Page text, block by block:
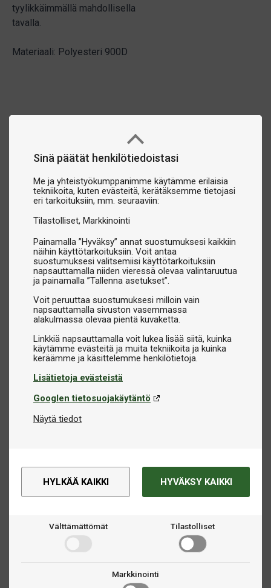
Sinä päätät henkilötiedoistasi
Me ja yhteistyökumppanimme käytämme erilaisia
tekniikoita, kuten evästeitä, kerätäksemme tietojasi
eri tarkoituksiin, mm. seuraaviin:
Tilastolliset Markkinointi
Painamalla ”Hyväksy” annat suostumuksesi kaikkiin
näihin käyttötarkoituksiin. Voit antaa
suostumuksesi valitsemiisi käyttötarkoituksiin
napsauttamalla niiden vieressä olevaa valintaruutua
ja painamalla ”Tallenna asetukset”.
Voit peruuttaa suostumuksesi milloin vain
napsauttamalla sivuston vasemmassa
alakulmassa olevaa pientä kuvaketta.
Linkkiä napsauttamalla voit lukea lisää siitä, kuinka
käytämme evästeitä ja muita tekniikoita ja kuinka
Lisätietoja evästeistä
Googlen tietosuojakäytäntö
Näytä tiedot
HYLKÄÄ KAIKKI HYVÄKSY KAIKKI
Välttämättömät Tilastolliset
Markkinointi
tyylikkäimmällä mahdollisella
tavalla.
Materiaali: Polyesteri 900D